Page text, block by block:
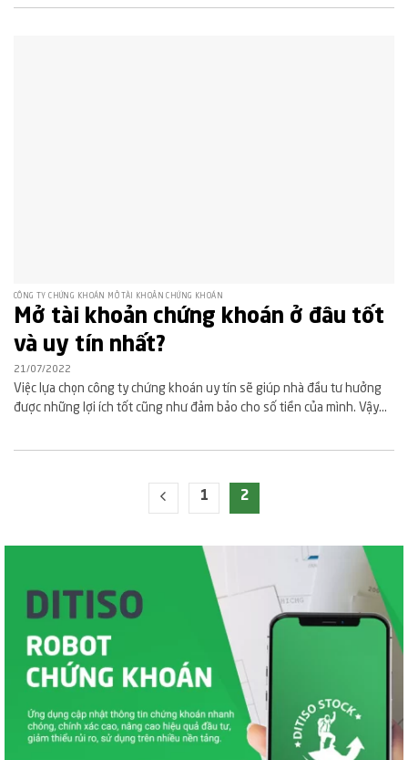
CÔNG TY CHỨNG KHOÁN MỞ TÀI KHOẢN CHỨNG KHOÁN
Mở tài khoản chứng khoán ở đâu tốt
và uy tín nhất?
21/07/2022
Việc lựa chọn công ty chứng khoán uy tín sẽ giúp nhà đầu tư hưởng
được những lợi ích tốt cũng như đảm bảo cho số tiền của mình. Vậy...
1 2